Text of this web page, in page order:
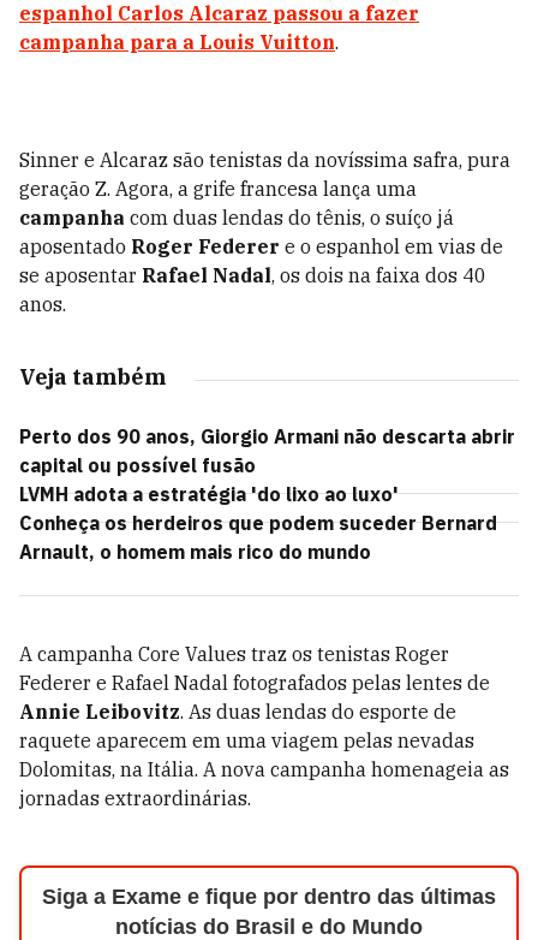
espanhol Carlos Alcaraz passou a fazer
campanha para a Louis Vuitton.
Sinner e Alcaraz são tenistas da novíssima safra, pura
geração Z. Agora, a grife francesa lança uma
campanha com duas lendas do tênis, o suíço já
aposentado Roger Federer e o espanhol em vias de
se aposentar Rafael Nadal, os dois na faixa dos 40
anos.
Veja também
Perto dos 90 anos, Giorgio Armani não descarta abrir
capital ou possível fusão
LVMH adota a estratégia 'do lixo ao luxo'
Conheça os herdeiros que podem suceder Bernard
Arnault, o homem mais rico do mundo
A campanha Core Values traz os tenistas Roger
Federer e Rafael Nadal fotografados pelas lentes de
Annie Leibovitz. As duas lendas do esporte de
raquete aparecem em uma viagem pelas nevadas
Dolomitas, na Itália. A nova campanha homenageia as
jornadas extraordinárias.
Siga a Exame e fique por dentro das últimas
notícias do Brasil e do Mundo